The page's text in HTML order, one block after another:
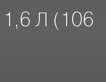
1,6 Л (106